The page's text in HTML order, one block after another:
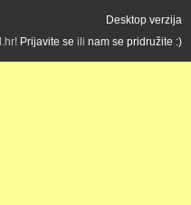
Desktop verzija
Prijavite se ili nam se pridružite :)